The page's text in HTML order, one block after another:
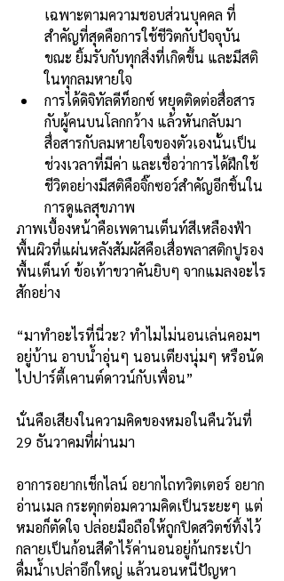
เฉพาะตามความชอบส่วนบุคคล ที่
สำคัญที่สุดคือการใช้ชีวิตกับปัจจุบัน
ขณะ ยิ้มรับกับทุกสิ่งที่เกิดขึ้น และมีสติ
ในทุกลมหายใจ
การได้ดิจิทัลดีท็อกซ์ หยุดติดต่อสื่อสาร
กับผู้คนบนโลกกว้าง แล้วหันกลับมา
สื่อสารกับลมหายใจของตัวเองนั้นเป็น
ช่วงเวลาที่มีค่า และเชื่อว่าการได้ฝึกใช้
ชีวิตอย่างมีสติคือจิ๊กซอว์สำคัญอีกชิ้นใน
การดูแลสุขภาพ
ภาพเบื้องหน้าคือเพดานเต็นท์สีเหลืองฟ้า
พื้นผิวที่แผ่นหลังสัมผัสคือเสื่อพลาสติกปูรอง
พื้นเต็นท์ ข้อเท้าขวาคันยิบๆ จากแมลงอะไร
สักอย่าง
“มาทำอะไรที่นี่วะ? ทำไมไม่นอนเล่นคอมฯ
อยู่บ้าน อาบน้ำอุ่นๆ นอนเตียงนุ่มๆ หรือนัด
ไปปาร์ตี้เคานต์ดาวน์กับเพื่อน”
นั่นคือเสียงในความคิดของหมอในคืนวันที่
29 ธันวาคมที่ผ่านมา
อาการอยากเช็กไลน์ อยากไถทวิตเตอร์ อยาก
อ่านเมล กระตุกต่อมความคิดเป็นระยะๆ แต่
หมอก็ตัดใจ ปล่อยมือถือให้ถูกปิดสวิตช์ทิ้งไว้
กลายเป็นก้อนสีดำไร้ค่านอนอยู่ก้นกระเป๋า
ดื่มน้ำเปล่าอึกใหญ่ แล้วนอนหนีปัญหา